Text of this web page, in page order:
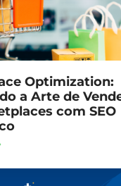
Optimization:
a Arte de
com SEO